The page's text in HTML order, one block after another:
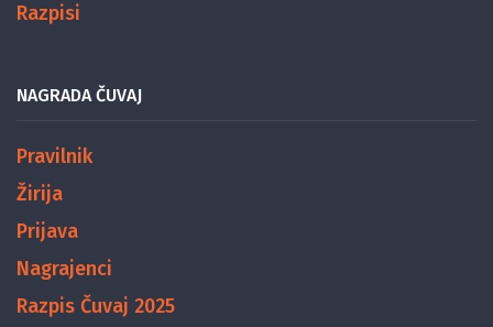
Razpisi
NAGRADA ČUVAJ
Pravilnik
Žirija
Prijava
Nagrajenci
Razpis Čuvaj 2025